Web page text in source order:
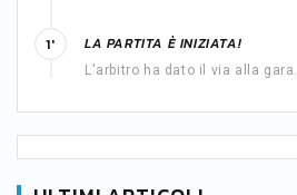
LA PARTITA È INIZIATA!
L'arbitro ha dato il via alla gara.
1'